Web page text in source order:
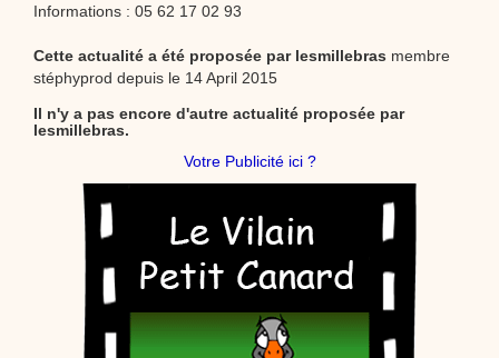
Informations : 05 62 17 02 93
Cette actualité a été proposée par lesmillebras membre
stéphyprod depuis le 14 April 2015
Il n'y a pas encore d'autre actualité proposée par
lesmillebras.
Votre Publicité ici ?